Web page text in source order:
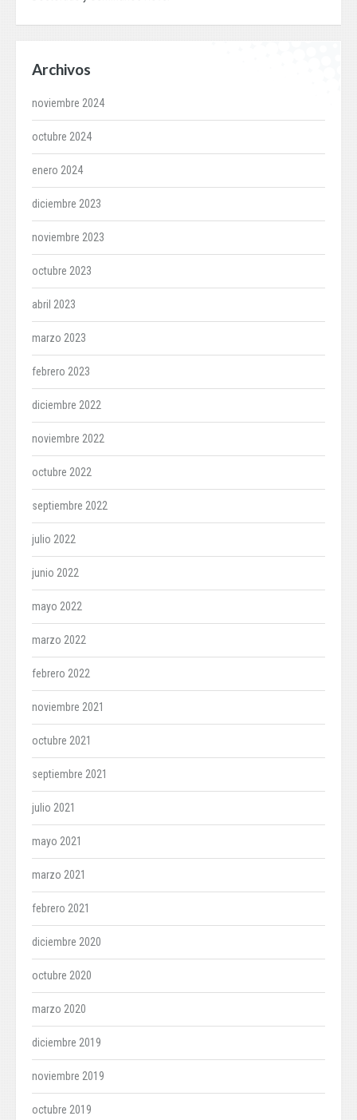
Archivos
noviembre 2024
octubre 2024
enero 2024
diciembre 2023
noviembre 2023
octubre 2023
abril 2023
marzo 2023
febrero 2023
diciembre 2022
noviembre 2022
octubre 2022
septiembre 2022
julio 2022
junio 2022
mayo 2022
marzo 2022
febrero 2022
noviembre 2021
octubre 2021
septiembre 2021
julio 2021
mayo 2021
marzo 2021
febrero 2021
diciembre 2020
octubre 2020
marzo 2020
diciembre 2019
noviembre 2019
octubre 2019